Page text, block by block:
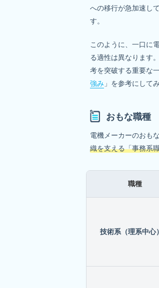
への移行が急加速し
す。
このように、一口に
る適性は異なります
考を突破する重要な
強み 」を参考にして
おもな職種
電機メーカーのおも
織を支える「事務系
職種
技術系（理系中心）